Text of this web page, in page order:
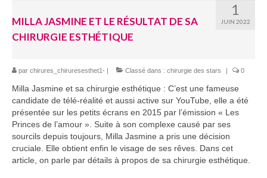
1
JUIN 2022
MILLA JASMINE ET LE RÉSULTAT DE SA
CHIRURGIE ESTHÉTIQUE
par chirures_chiruresesthet1- | Classé dans : chirurgie des stars | 0
Milla Jasmine et sa chirurgie esthétique : C’est une fameuse
candidate de télé-réalité et aussi active sur YouTube, elle a été
présentée sur les petits écrans en 2015 par l’émission « Les
Princes de l’amour ». Suite à son complexe causé par ses
sourcils depuis toujours, Milla Jasmine a pris une décision
cruciale. Elle obtient enfin le visage de ses rêves. Dans cet
article, on parle par détails à propos de sa chirurgie esthétique.